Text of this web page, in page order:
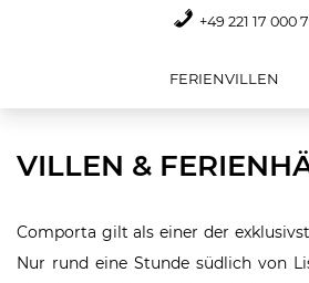
+49 221 17 000
FERIENVILLEN
VILLEN &
Comporta gilt als einer der
Nur rund eine Stunde südlich von